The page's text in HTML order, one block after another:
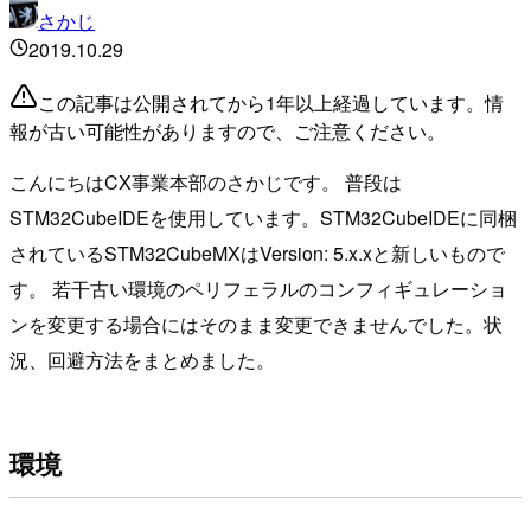
さかじ
2019.10.29
この記事は公開されてから1年以上経過しています。情
報が古い可能性がありますので、ご注意ください。
こんにちはCX事業本部のさかじです。 普段は
STM32CubeIDEを使用しています。STM32CubeIDEに同梱
されているSTM32CubeMXはVersion: 5.x.xと新しいもので
す。 若干古い環境のペリフェラルのコンフィギュレーショ
ンを変更する場合にはそのまま変更できませんでした。状
況、回避方法をまとめました。
環境